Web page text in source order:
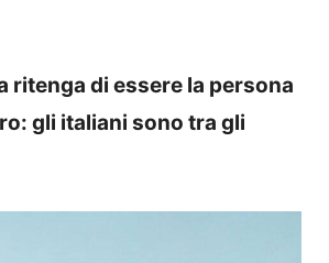
ritenga di essere la persona
gli italiani sono tra gli